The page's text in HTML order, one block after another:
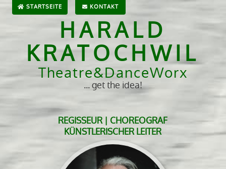
STARTSEITE KONTAKT
HARALD
KRATOCHWIL
Theatre&DanceWorx
... get the idea!
REGISSEUR | CHOREOGRAF
KÜNSTLERISCHER LEITER